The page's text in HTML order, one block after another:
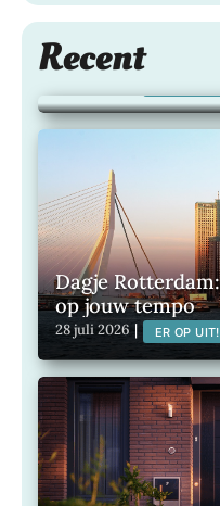
Recent
de juiste shampoo
Dagje
op jouw tempo
28 juli 2026 | ER OP UIT!